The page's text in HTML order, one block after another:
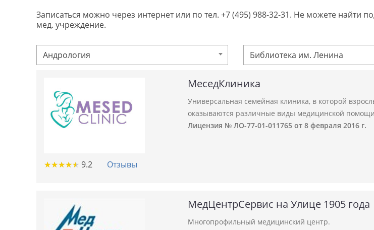
Записаться можно через интернет или по тел. +7 (495) 988-32-31. Не можете
мед. учреждение.
Андрология Библиотека им. Ленина
★★★★★
★★★★★ 9.2 Отзывы
МеседКлиника
Универсальная семейная клиника, в которой
оказываются различные виды медицинской
Лицензия № ЛО-77-01-011765 от 8 февраля 2016 г.
МедЦентрСервис на Улице 1905 года
Многопрофильный медицинский центр.